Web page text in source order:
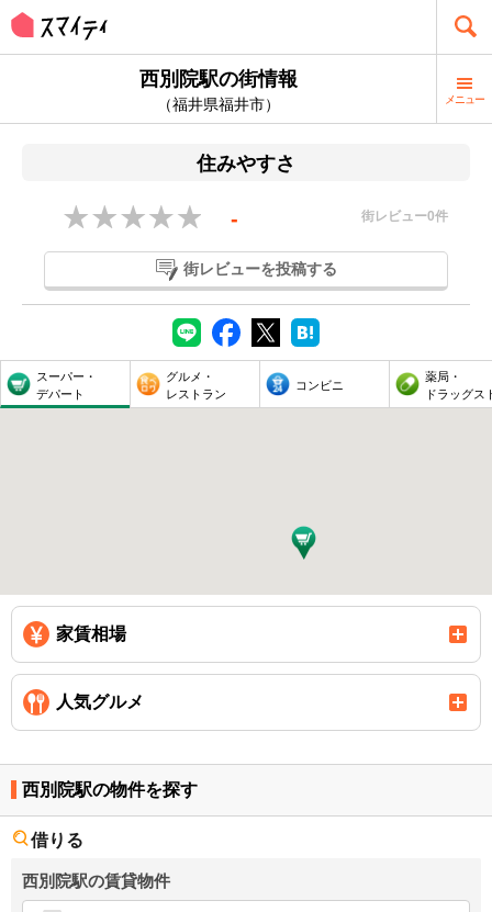
西別院駅の街情報
（福井県福井市） メニュー
住みやすさ
- 街レビュー0件
街レビューを投稿する
スーパー・
デパート
グルメ・
レストラン
コンビニ
薬局・
ドラッグス
家賃相場
人気グルメ
西別院駅の物件を探す
借りる
西別院駅の賃貸物件